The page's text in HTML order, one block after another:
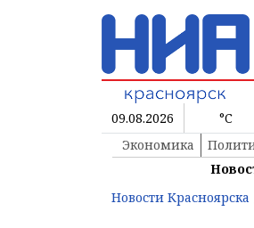
09.08.2026 °C
Экономика
Новости Красноярска